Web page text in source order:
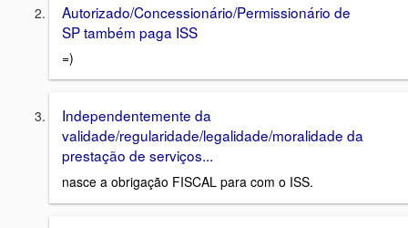
Autorizado/Concessionário/Permissionário de
SP também paga ISS
=)
Independentemente da
validade/regularidade/legalidade/moralidade da
prestação de serviços...
nasce a obrigação FISCAL para com o ISS.